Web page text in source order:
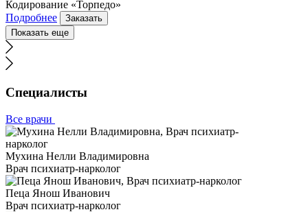
Кодирование «Торпедо»
Подробнее
Заказать
Показать еще
Специалисты
Все врачи
Мухина Нелли Владимировна
Врач психиатр-нарколог
Пеца Янош Иванович
Врач психиатр-нарколог